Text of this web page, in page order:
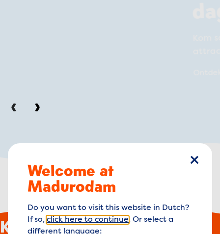
Koop je ticket voor
sluiten
Welcome at
Madurodam
Do you want to visit this website in Dutch?
If so, click here to continue . Or select a
different language: